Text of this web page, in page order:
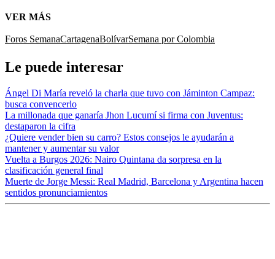
VER MÁS
Foros SemanaCartagenaBolívarSemana por Colombia
Le puede interesar
Ángel Di María reveló la charla que tuvo con Jáminton Campaz:
busca convencerlo
La millonada que ganaría Jhon Lucumí si firma con Juventus:
destaparon la cifra
¿Quiere vender bien su carro? Estos consejos le ayudarán a
mantener y aumentar su valor
Vuelta a Burgos 2026: Nairo Quintana da sorpresa en la
clasificación general final
Muerte de Jorge Messi: Real Madrid, Barcelona y Argentina hacen
sentidos pronunciamientos